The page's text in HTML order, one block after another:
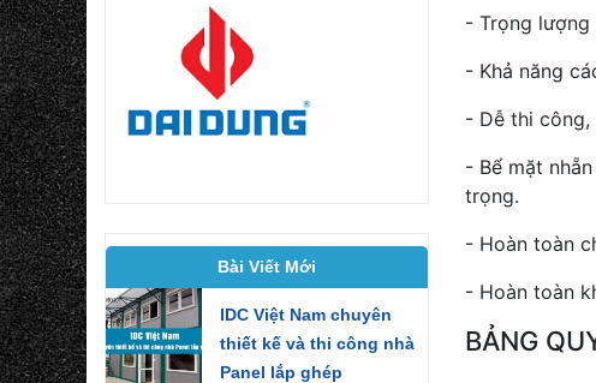
Bài Viết Mới
IDC Việt Nam chuyên
thiết kế và thi công nhà
Panel lắp ghép
- Trọng lượng
- Khả năng
- Dễ thi
- Bể mặt
trọng.
- Hoàn toàn
- Hoàn toàn
BẢNG